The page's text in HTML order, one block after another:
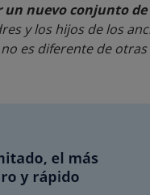
nuevo conjunto
y los hijos de los
es diferente de otras